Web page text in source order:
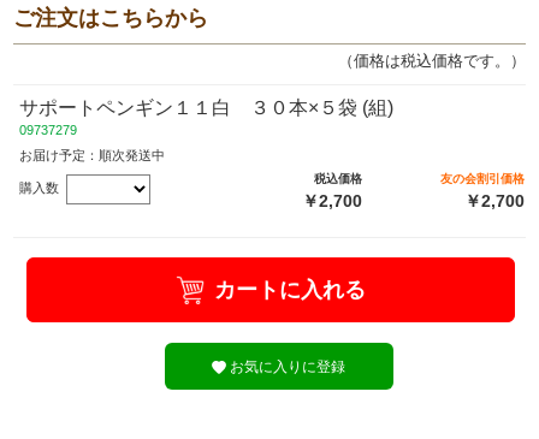
ご注文はこちらから
（価格は税込価格です。）
サポートペンギン１１白 ３０本×５袋 (組)
09737279
お届け予定：順次発送中
購入数
税込価格
￥2,700
友の会割引価格
￥2,700
カートに入れる
お気に入りに登録